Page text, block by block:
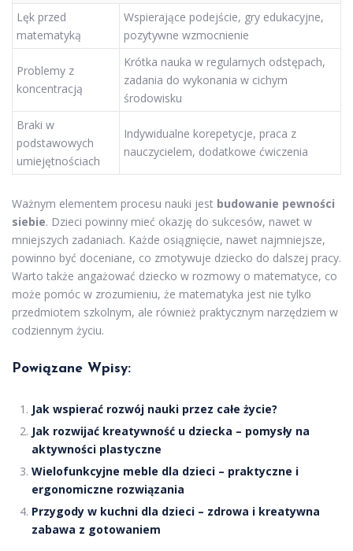
Lęk przed
matematyką
Wspierające podejście, gry edukacyjne,
pozytywne wzmocnienie
Problemy z
koncentracją
Krótka nauka w regularnych odstępach,
zadania do wykonania w cichym
środowisku
Braki w
podstawowych
umiejętnościach
Indywidualne korepetycje, praca z
nauczycielem, dodatkowe ćwiczenia
Ważnym elementem procesu nauki jest budowanie pewności
siebie. Dzieci powinny mieć okazję do sukcesów, nawet w
mniejszych zadaniach. Każde osiągnięcie, nawet najmniejsze,
powinno być doceniane, co zmotywuje dziecko do dalszej pracy.
Warto także angażować dziecko w rozmowy o matematyce, co
może pomóc w zrozumieniu, że matematyka jest nie tylko
przedmiotem szkolnym, ale również praktycznym narzędziem w
codziennym życiu.
Powiązane Wpisy:
Jak wspierać rozwój nauki przez całe życie?
Jak rozwijać kreatywność u dziecka – pomysły na
aktywności plastyczne
Wielofunkcyjne meble dla dzieci – praktyczne i
ergonomiczne rozwiązania
Przygody w kuchni dla dzieci – zdrowa i kreatywna
zabawa z gotowaniem